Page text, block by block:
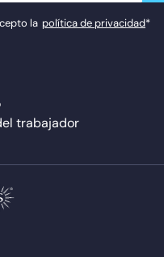
la política de privacidad*
trabajador